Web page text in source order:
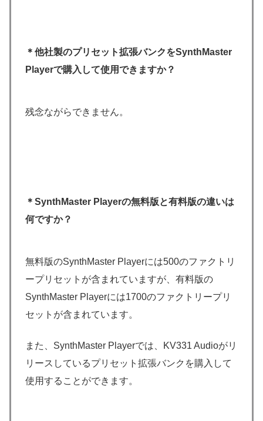
＊他社製のプリセット拡張バンクをSynthMaster
Playerで購入して使用できますか？
残念ながらできません。
＊SynthMaster Playerの無料版と有料版の違いは
何ですか？
無料版のSynthMaster Playerには500のファクトリ
ープリセットが含まれていますが、有料版の
SynthMaster Playerには1700のファクトリープリ
セットが含まれています。
また、SynthMaster Playerでは、KV331 Audioがリ
リースしているプリセット拡張バンクを購入して
使用することができます。